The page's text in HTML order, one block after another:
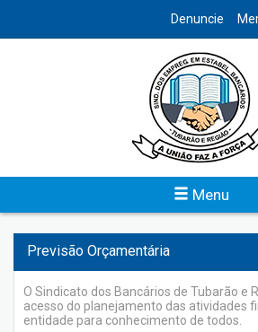
Denuncie
Menu
Para conhecimento de todos, o Sindicato
Tubarão e Região disponibiliza o acesso
contábil trimestral e anual da entidade.
Previsão Orçamentária
O Sindicato dos Bancários de Tubarão e
acesso do planejamento das atividades
entidade para conhecimento de todos.